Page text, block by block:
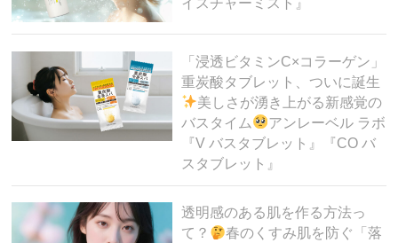
イスチャーミスト』
「浸透ビタミンC×コラーゲン」
重炭酸タブレット、ついに誕生
美しさが湧き上がる新感覚の
バスタイム
アンレーベル ラボ
『V バスタブレット』『CO バ
スタブレット』
透明感のある肌を作る方法っ
て？
春のくすみ肌を防ぐ「落